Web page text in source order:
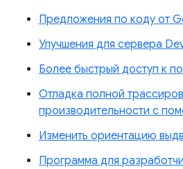
Предложения по коду от
Улучшения для сервера
Более быстрый доступ к
Отладка полной
производительности с
Изменить ориентацию
Программа для